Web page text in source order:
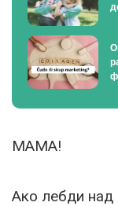
MAMA!
Ако лебди над